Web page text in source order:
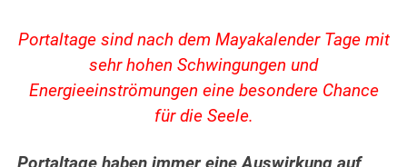
Portaltage sind nach dem Mayakalender Tage mit
sehr hohen Schwingungen und
Energieeinströmungen eine besondere Chance
für die Seele.